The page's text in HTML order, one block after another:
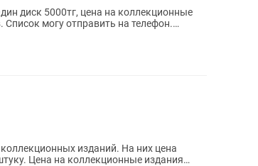
диск 5000тг, цена на коллекционные
могу отправить на телефон.
изданий. На них цена
Цена на коллекционные издания